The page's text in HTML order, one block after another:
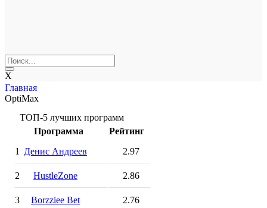
X
Главная
OptiMax
ТОП-5 лучших программ
Программа
Рейтинг
1
Денис Андреев 2.97
2 HustleZone 2.86
3 Borzziee Bet 2.76